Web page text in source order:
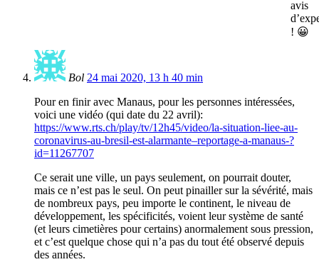
avis
! 😀
Bol 24 mai 2020, 13 h 40 min
Pour en finir avec Manaus, pour les personnes intéressées,
voici une vidéo (qui date du 22 avril):
https://www.rts.ch/play/tv/12h45/video/la-situation-liee-au-
coronavirus-au-bresil-est-alarmante–reportage-a-manaus-?
id=11267707
Ce serait une ville, un pays seulement, on pourrait douter,
mais ce n’est pas le seul. On peut pinailler sur la sévérité, mais
de nombreux pays, peu importe le continent, le niveau de
développement, les spécificités, voient leur système de santé
(et leurs cimetières pour certains) anormalement sous pression,
et c’est quelque chose qui n’a pas du tout été observé depuis
des années.